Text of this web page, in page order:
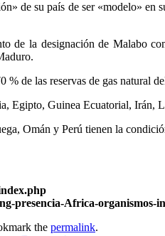
de su país de ser «modelo»
de la designación de Malabo
% de las reservas de gas
Egipto, Guinea Ecuatorial,
Omán y Perú tienen la
presencia-Africa-organismos-
the permalink.